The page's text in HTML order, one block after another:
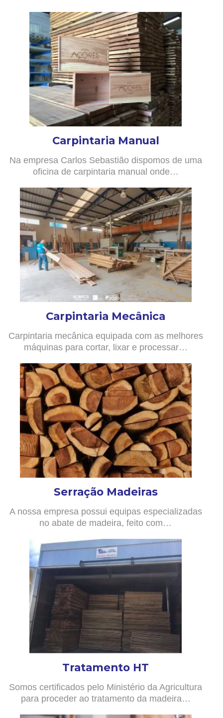
Carpintaria Manual
Na empresa Carlos Sebastião dispomos de uma
oficina de carpintaria manual onde…
Carpintaria Mecânica
Carpintaria mecânica equipada com as melhores
máquinas para cortar, lixar e processar…
Serração Madeiras
A nossa empresa possui equipas especializadas
no abate de madeira, feito com…
Tratamento HT
Somos certificados pelo Ministério da Agricultura
para proceder ao tratamento da madeira…